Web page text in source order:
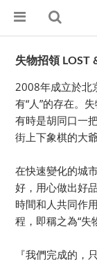
失物招領 LOST
2008年成立於北
有“人”的存在。
有時是胡同口一
街上下象棋的大
在快速變化的城
好，用心做出好
時間和人共同作
程，即稱之為“失
『我們完成的，